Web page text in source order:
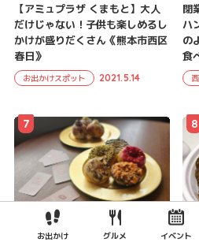
【アミュプラザ くまもと】大人
だけじゃない！子供も楽しめるし
かけが盛りだくさん《熊本市西区
春日》
お出かけスポット 2021.5.14
閉
ハ
の
食
【Buddica DONUTS (バディカ
7
【
8
お出かけ グルメ イベント